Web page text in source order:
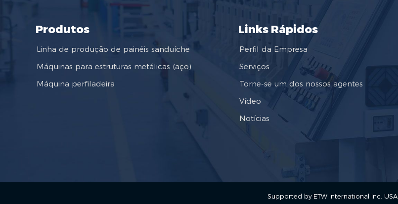
Produtos
Linha de produção de painéis sanduíche
Máquinas para estruturas metálicas (aço)
Máquina perfiladeira
Links Rápidos
Perfil da Empresa
Serviços
Torne-se um dos nossos agentes
Vídeo
Notícias
Supported by ETW International Inc. USA